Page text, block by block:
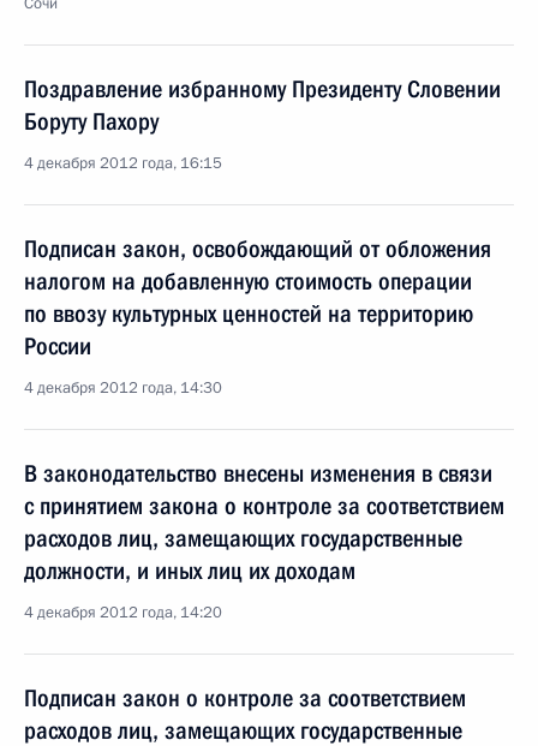
Поздравление избранному Президенту Словении
Боруту Пахору
4 декабря 2012 года, 16:15
Подписан закон, освобождающий от обложения
налогом на добавленную стоимость операции
по ввозу культурных ценностей на территорию
России
4 декабря 2012 года, 14:30
В законодательство внесены изменения в связи
с принятием закона о контроле за соответствием
расходов лиц, замещающих государственные
должности, и иных лиц их доходам
4 декабря 2012 года, 14:20
Подписан закон о контроле за соответствием
расходов лиц, замещающих государственные